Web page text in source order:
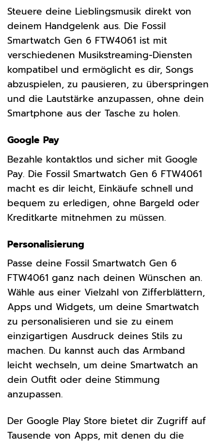
Steuere deine Lieblingsmusik direkt von
deinem Handgelenk aus. Die Fossil
Smartwatch Gen 6 FTW4061 ist mit
verschiedenen Musikstreaming-Diensten
kompatibel und ermöglicht es dir, Songs
abzuspielen, zu pausieren, zu überspringen
und die Lautstärke anzupassen, ohne dein
Smartphone aus der Tasche zu holen.
Google Pay
Bezahle kontaktlos und sicher mit Google
Pay. Die Fossil Smartwatch Gen 6 FTW4061
macht es dir leicht, Einkäufe schnell und
bequem zu erledigen, ohne Bargeld oder
Kreditkarte mitnehmen zu müssen.
Personalisierung
Passe deine Fossil Smartwatch Gen 6
FTW4061 ganz nach deinen Wünschen an.
Wähle aus einer Vielzahl von Zifferblättern,
Apps und Widgets, um deine Smartwatch
zu personalisieren und sie zu einem
einzigartigen Ausdruck deines Stils zu
machen. Du kannst auch das Armband
leicht wechseln, um deine Smartwatch an
dein Outfit oder deine Stimmung
anzupassen.
Der Google Play Store bietet dir Zugriff auf
Tausende von Apps, mit denen du die